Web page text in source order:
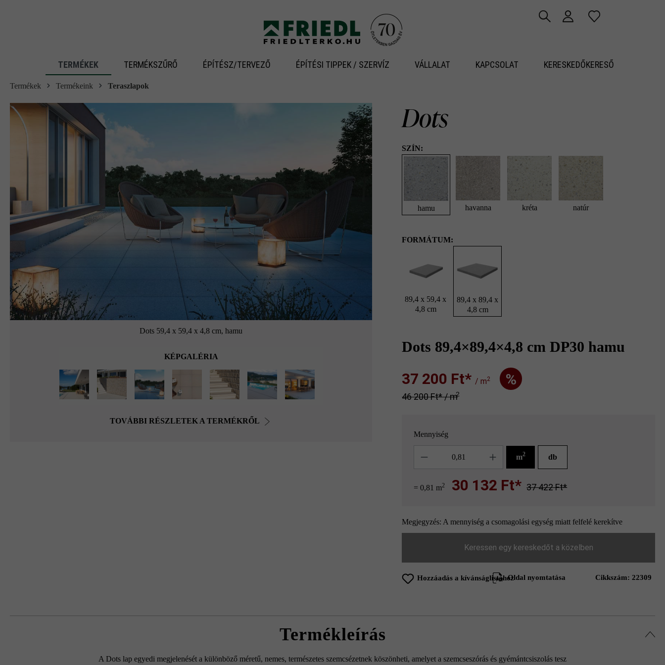
TERMÉKEK TERMÉKSZŰRŐ ÉPÍTÉSZ/TERVEZŐ ÉPÍTÉSI TIPPEK / SZERVÍZ VÁLLALAT KAPCSOLAT KERESKEDŐKERESŐ
Termékek Termékeink Teraszlapok
Dots 59,4 x 59,4 x 4,8 cm, hamu
KÉPGALÉRIA
TOVÁBBI RÉSZLETEK A TERMÉKRŐL
Dots
SZÍN:
hamu havanna kréta natúr
FORMÁTUM:
89,4 x 59,4 x
4,8 cm
89,4 x 89,4 x
4,8 cm
Dots 89,4×89,4×4,8 cm DP30 hamu
37 200 Ft‎‎‎*/ m2 %
46 200 Ft‎‎‎* / m2
Mennyiség
m2 db
= 0,81 m2 30 132 Ft* 37 422 Ft*
Megjegyzés: A mennyiség a csomagolási egység miatt felfelé kerekítve
Keressen egy kereskedőt a közelben
Hozzáadás a kívánságlistáhozOldal nyomtatása Cikkszám: 22309
Termékleírás
A Dots lap egyedi megjelenését a különböző méretű, nemes, természetes szemcsézetnek köszönheti, amelyet a szemcseszórás és gyémántcsiszolás tesz